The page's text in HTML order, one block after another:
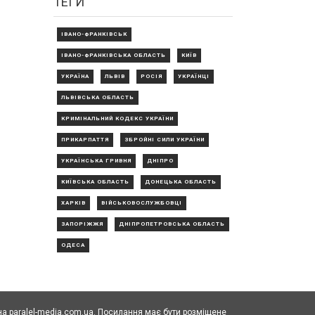
ІВАНО-ФРАНКІВСЬК
ІВАНО-ФРАНКІВСЬКА ОБЛАСТЬ КИЇВ
УКРАЇНА ЛЬВІВ РОСІЯ УКРАЇНЦІ
ЛЬВІВСЬКА ОБЛАСТЬ
КРИМІНАЛЬНИЙ КОДЕКС УКРАЇНИ
ПРИКАРПАТТЯ ЗБРОЙНІ СИЛИ УКРАЇНИ
УКРАЇНСЬКА ГРИВНЯ ДНІПРО
КИЇВСЬКА ОБЛАСТЬ ДОНЕЦЬКА ОБЛАСТЬ
ХАРКІВ ВІЙСЬКОВОСЛУЖБОВЦІ
ЗАПОРІЖЖЯ ДНІПРОПЕТРОВСЬКА ОБЛАСТЬ
ОДЕСА
paralel-media.com.ua. Посилання має бути розміщене